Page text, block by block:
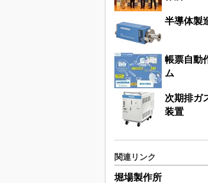
半導体製
帳票自動
ム
次期排ガ
装置
関連リンク
堀場製作所